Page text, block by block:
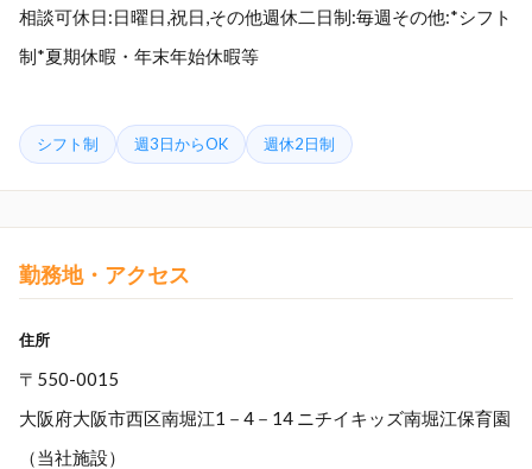
相談可休日:日曜日,祝日,その他週休二日制:毎週その他:*シフト
制*夏期休暇・年末年始休暇等
シフト制 週3日からOK 週休2日制
勤務地・アクセス
住所
〒550-0015
大阪府大阪市西区南堀江1－4－14 ニチイキッズ南堀江保育園
（当社施設）